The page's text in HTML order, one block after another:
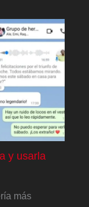
y usarla
más